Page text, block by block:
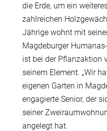
die Erde, um ein
zahlreichen
Jährige wohnt mit
Magdeburger
ist bei der Pflanzaktion
seinem Element. „Wir
eigenen Garten in
engagierte Senior, der
seiner
angelegt hat.